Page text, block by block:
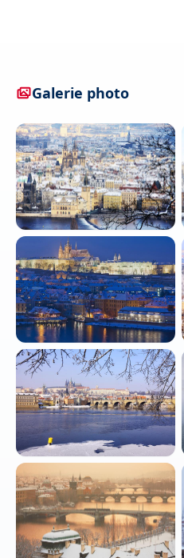
Galerie photo